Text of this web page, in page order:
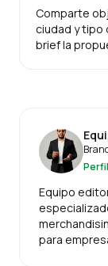
Comparte
ciudad y tipo
brief la
Equipo
para